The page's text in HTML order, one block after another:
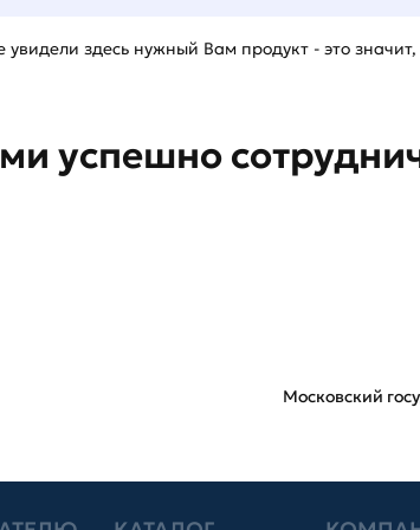
увидели здесь нужный Вам продукт - это
успешно
Московский